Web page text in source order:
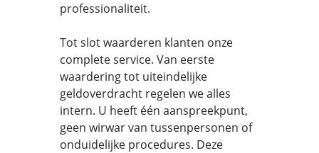
professionaliteit.
Tot slot waarderen klanten onze
complete service. Van eerste
waardering tot uiteindelijke
geldoverdracht regelen we alles
intern. U heeft één aanspreekpunt,
geen wirwar van tussenpersonen of
onduidelijke procedures. Deze